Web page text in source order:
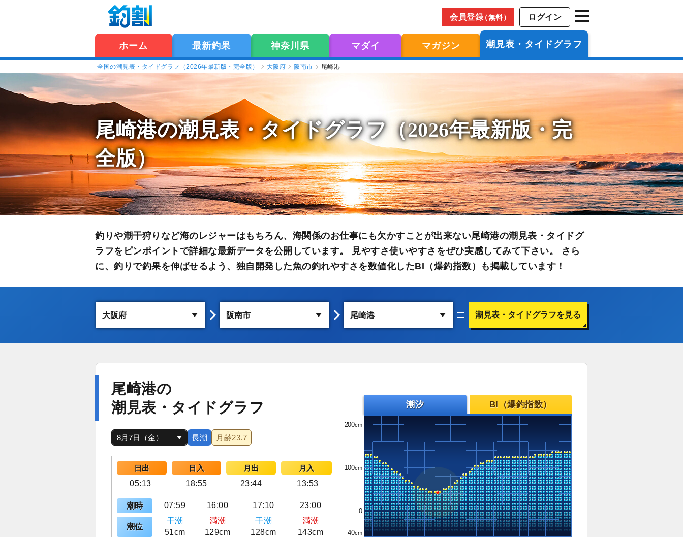
会員登録（無料） ログイン
ホーム 最新釣果 神奈川県 マダイ マガジン 潮見表・タイドグラフ
全国の潮見表・タイドグラフ（2026年最新版・完全版） 大阪府 阪南市 尾崎港
尾崎港の潮見表・タイドグラフ（2026年最新版・完
全版）
釣りや潮干狩りなど海のレジャーはもちろん、海関係のお仕事にも欠かすことが出来ない尾崎港の潮見表・タイドグ
ラフをピンポイントで詳細な最新データを公開しています。 見やすさ使いやすさをぜひ実感してみて下さい。 さら
に、釣りで釣果を伸ばせるよう、独自開発した魚の釣れやすさを数値化したBI（爆釣指数）も掲載しています！
潮見表・タイドグラフを見る
尾崎港の
潮見表・タイドグラフ
長潮 月齢23.7
日出 日入 月出
月入
05:13
18:55 23:44 13:53
潮時 07:59 16:00 17:10 23:00
潮位
干潮 満潮 干潮
満潮
51cm
129cm 128cm 143cm
潮汐 BI（爆釣指数）
200
100
0
-40